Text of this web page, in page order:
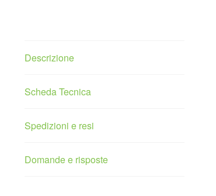
Descrizione
Scheda Tecnica
Spedizioni e resi
Domande e risposte